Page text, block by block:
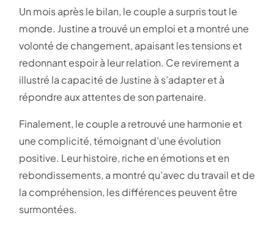
Un mois après le bilan, le couple a surpris tout le
monde. Justine a trouvé un emploi et a montré une
volonté de changement, apaisant les tensions et
redonnant espoir à leur relation. Ce revirement a
illustré la capacité de Justine à s’adapter et à
répondre aux attentes de son partenaire.
Finalement, le couple a retrouvé une harmonie et
une complicité, témoignant d’une évolution
positive. Leur histoire, riche en émotions et en
rebondissements, a montré qu’avec du travail et de
la compréhension, les différences peuvent être
surmontées.